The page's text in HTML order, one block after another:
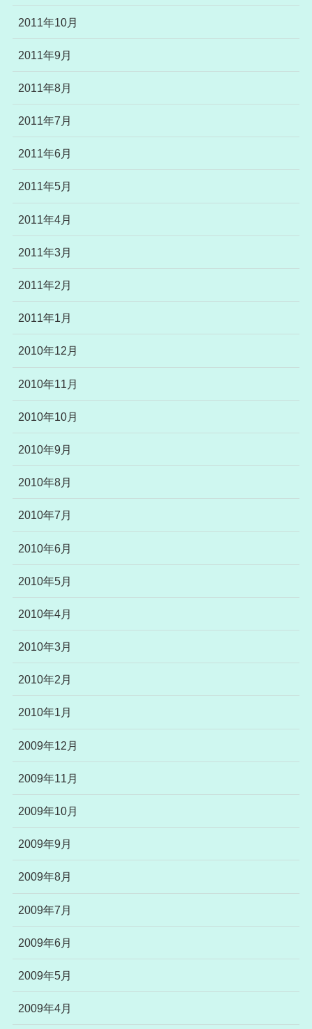
2011年10月
2011年9月
2011年8月
2011年7月
2011年6月
2011年5月
2011年4月
2011年3月
2011年2月
2011年1月
2010年12月
2010年11月
2010年10月
2010年9月
2010年8月
2010年7月
2010年6月
2010年5月
2010年4月
2010年3月
2010年2月
2010年1月
2009年12月
2009年11月
2009年10月
2009年9月
2009年8月
2009年7月
2009年6月
2009年5月
2009年4月